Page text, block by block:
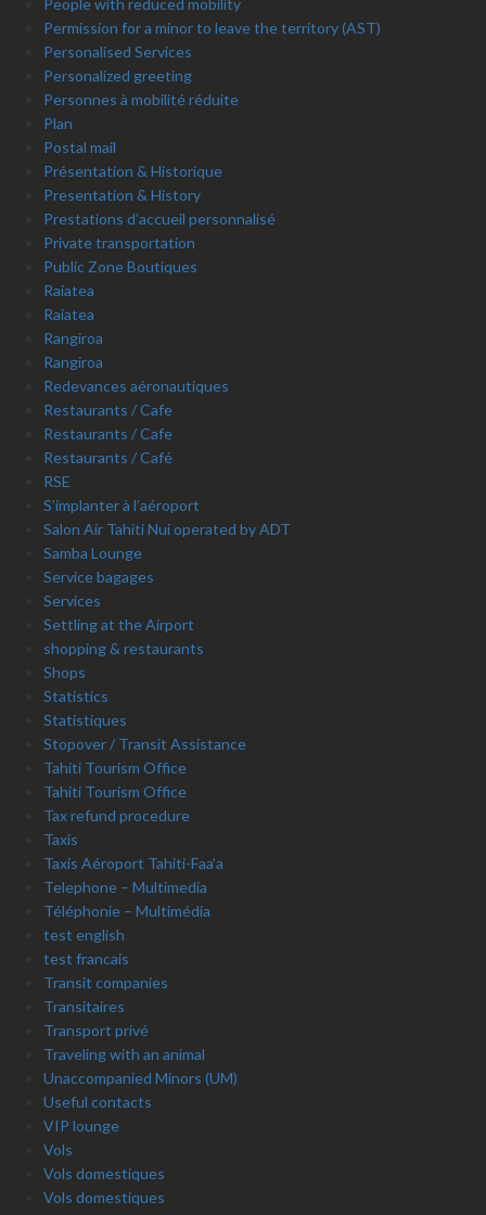
People with reduced mobility
Permission for a minor to leave the territory (AST)
Personalised Services
Personalized greeting
Personnes à mobilité réduite
Plan
Postal mail
Présentation & Historique
Presentation & History
Prestations d’accueil personnalisé
Private transportation
Public Zone Boutiques
Raiatea
Raiatea
Rangiroa
Rangiroa
Redevances aéronautiques
Restaurants / Cafe
Restaurants / Cafe
Restaurants / Café
RSE
S’implanter à l’aéroport
Salon Air Tahiti Nui operated by ADT
Samba Lounge
Service bagages
Services
Settling at the Airport
shopping & restaurants
Shops
Statistics
Statistiques
Stopover / Transit Assistance
Tahiti Tourism Office
Tahiti Tourism Office
Tax refund procedure
Taxis
Taxis Aéroport Tahiti-Faa’a
Telephone – Multimedia
Téléphonie – Multimédia
test english
test francais
Transit companies
Transitaires
Transport privé
Traveling with an animal
Unaccompanied Minors (UM)
Useful contacts
VIP lounge
Vols
Vols domestiques
Vols domestiques